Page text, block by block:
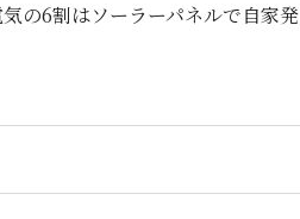
の6割はソーラーパネルで自家発